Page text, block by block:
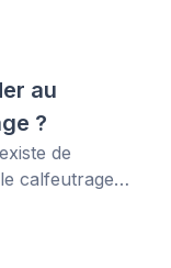
au
?
de
calfeutrage
la réaliser?